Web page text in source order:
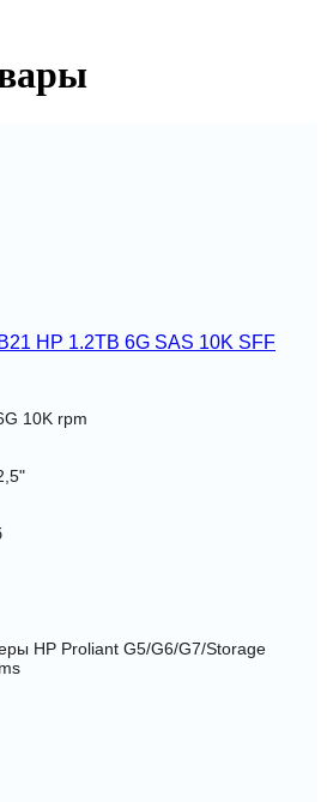
HP 1.2TB 6G SAS 10K SFF
10K rpm
HP Proliant G5/G6/G7/Storage